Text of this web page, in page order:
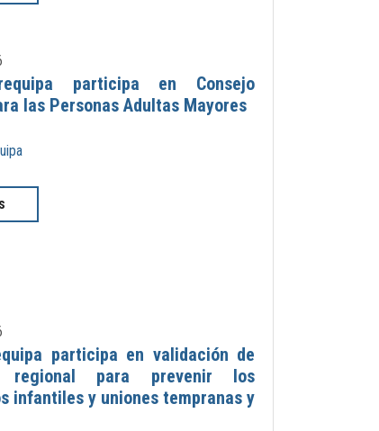
participa en Consejo
las Personas Adultas Mayores
participa en validación de
regional para prevenir los
infantiles y uniones tempranas y